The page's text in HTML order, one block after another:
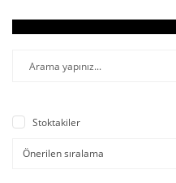
Stoktakiler